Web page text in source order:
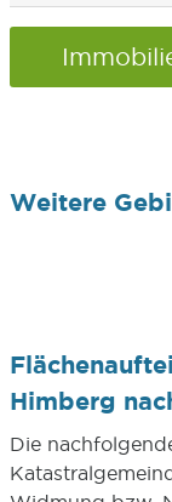
Weitere
Himberg
Die